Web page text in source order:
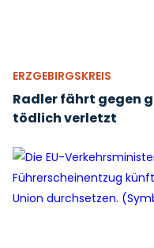
ERZGEBIRGSKREIS
Radler fährt gegen
tödlich verletzt